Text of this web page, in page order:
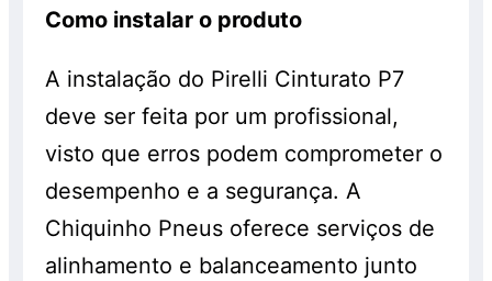
Como instalar o produto
A instalação do Pirelli Cinturato P7
deve ser feita por um profissional,
visto que erros podem comprometer o
desempenho e a segurança. A
Chiquinho Pneus oferece serviços de
alinhamento e balanceamento junto